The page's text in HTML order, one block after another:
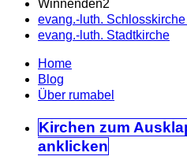
Winnenden2
evang.-luth.
evang.-luth. Stadtkirche
Home
Blog
Über rumabel
Kirchen zum
anklicken